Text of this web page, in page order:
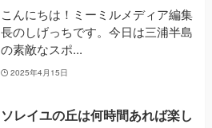
こんにちは！ミーミルメディア編集
長のしげっちです。今日は三浦半島
の素敵なスポ...
2025年4月15日
ソレイユの丘は何時間あれば楽し